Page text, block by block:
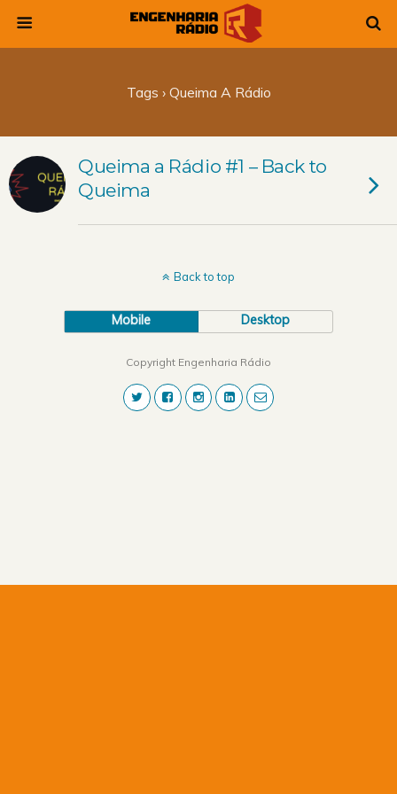
Tags › Queima A Rádio
Queima a Rádio #1 – Back to
Queima
Back to top
Mobile Desktop
Copyright Engenharia Rádio